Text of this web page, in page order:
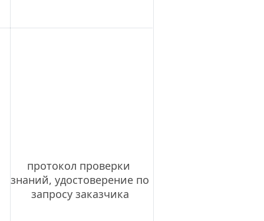
протокол проверки
запросу заказчика